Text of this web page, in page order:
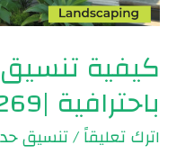
كيفية تنسيق
باحترافية |0560048269
اترك تعليقاً/تنسيق